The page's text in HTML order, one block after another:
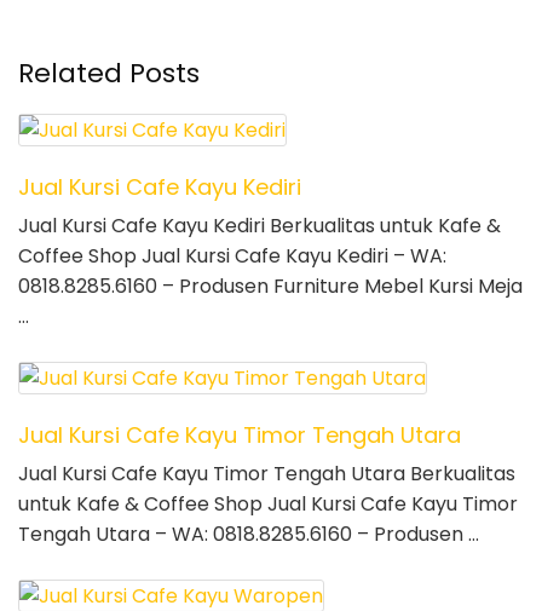
Related Posts
Jual Kursi Cafe Kayu Kediri
Jual Kursi Cafe Kayu Kediri Berkualitas untuk Kafe &
Coffee Shop Jual Kursi Cafe Kayu Kediri – WA:
0818.8285.6160 – Produsen Furniture Mebel Kursi Meja
…
Jual Kursi Cafe Kayu Timor Tengah Utara
Jual Kursi Cafe Kayu Timor Tengah Utara Berkualitas
untuk Kafe & Coffee Shop Jual Kursi Cafe Kayu Timor
Tengah Utara – WA: 0818.8285.6160 – Produsen …